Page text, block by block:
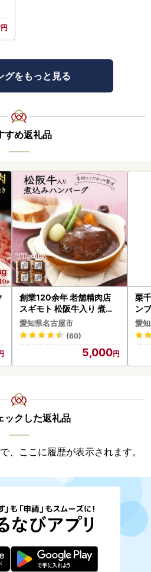
グをもっと見る
すめ返礼品
創業120余年 老舗精肉店
スギモト 松阪牛入り 煮込
み ハンバーグ 110g×4枚
惣菜 お取り寄せ グルメ ハ
ンバーグ 冷凍
愛知県名古屋市
(60)
5,000
栗
ン
デ
愛
ックした返礼品
、ここに履歴が表示されます。